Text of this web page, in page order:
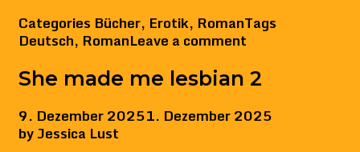
Categories Bücher, Erotik, RomanTags
Deutsch, RomanLeave a comment
She made me lesbian 2
9. Dezember 20251. Dezember 2025
byJessica Lust